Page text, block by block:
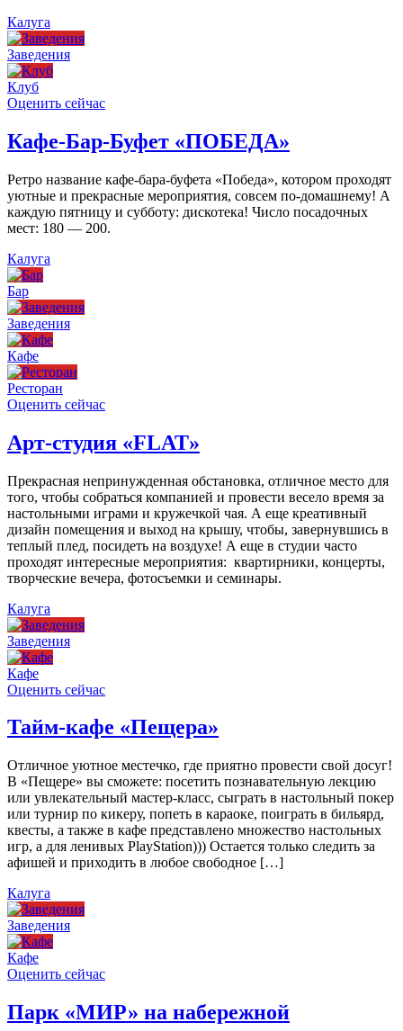
Калуга
Заведения
Клуб
Оценить сейчас
Кафе-Бар-Буфет «ПОБЕДА»
Ретро название кафе-бара-буфета «Победа», котором проходят
уютные и прекрасные мероприятия, совсем по-домашнему! А
каждую пятницу и субботу: дискотека! Число посадочных
мест: 180 — 200.
Калуга
Бар
Заведения
Кафе
Ресторан
Оценить сейчас
Арт-студия «FLAT»
Прекрасная непринужденная обстановка, отличное место для
того, чтобы собраться компанией и провести весело время за
настольными играми и кружечкой чая. А еще креативный
дизайн помещения и выход на крышу, чтобы, завернувшись в
теплый плед, посидеть на воздухе! А еще в студии часто
проходят интересные мероприятия: квартирники, концерты,
творческие вечера, фотосъемки и семинары.
Калуга
Заведения
Кафе
Оценить сейчас
Тайм-кафе «Пещера»
Отличное уютное местечко, где приятно провести свой досуг!
В «Пещере» вы сможете: посетить познавательную лекцию
или увлекательный мастер-класс, сыграть в настольный покер
или турнир по кикеру, попеть в караоке, поиграть в бильярд,
квесты, а также в кафе представлено множество настольных
игр, а для ленивых PlayStation))) Остается только следить за
афишей и приходить в любое свободное […]
Калуга
Заведения
Кафе
Оценить сейчас
Парк «МИР» на набережной